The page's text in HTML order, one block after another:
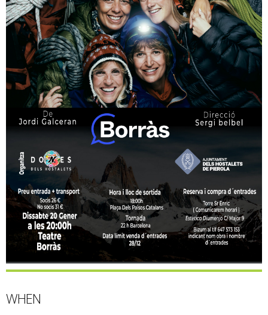
WHEN